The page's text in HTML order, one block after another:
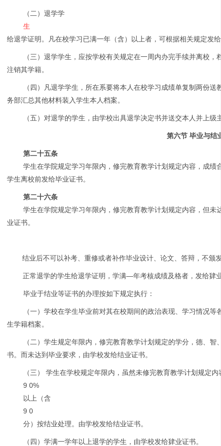
（二）退学学
生
给退学证明。凡在校学习已满一年（含）以上者，可根据相关规定发
（三）退学学生，应按学校有关规定在一周内办完手续并离校
注销其学籍。
（四）凡退学学生，所在系要将本人在校学习成绩单复制两份
务部汇总其他材料装入学生本人档案。
（五）对退学的学生，由学校出具退学决定书并送交本人并上级
第六节 毕业与结
第二十五条
学生在学院规定学习年限内，修完教育教学计划规定内容，成
学生离校前发给毕业证书。
第二十六条
学生在学院规定学习年限内，修完教育教学计划规定内容，但
业证书。
结业后不可以补考、重修或者补作毕业设计、论文、答辩，不颁
正常退学的学生给退学证明，学满—年考核成绩及格者，发给肄
毕业于结业等证书的办理按如下规定执行：
（一）学校在学生毕业前对其在校期间的政治表现、学习情况
生学籍档案。
（二）学生规定年限内，修完教育教学计划规定的学分，德、
书。而未达到毕业要求，由学校发给结业证书。
（三） 学生在学校规定年限内，虽然未修完教育教学计划规定
9 0%
以上（含
9 0
分）按结业处理。由学校发给结业证书。
（四）学满一学年以上退学的学生，由学校发给肄业证书。